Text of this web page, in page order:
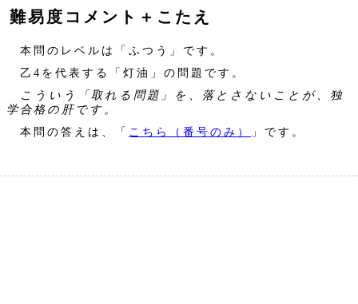
難易度コメント＋こたえ
本問のレベルは「ふつう」です。
乙4を代表する「灯油」の問題です。
こういう「取れる問題」を、落とさないことが、独
学合格の肝です。
本問の答えは、「 こちら（番号のみ） 」です。